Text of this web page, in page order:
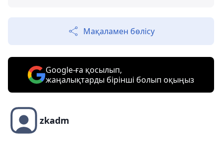
Мақаламен бөлісу
Google-ға қосылып,
жаңалықтарды бірінші болып оқыңыз
zkadm